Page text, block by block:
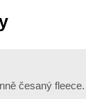
česaný fleece.